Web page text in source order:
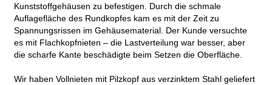
Kunststoffgehäusen zu befestigen. Durch die schmale
Auflagefläche des Rundkopfes kam es mit der Zeit zu
Spannungsrissen im Gehäusematerial. Der Kunde versuchte
es mit Flachkopfnieten – die Lastverteilung war besser, aber
die scharfe Kante beschädigte beim Setzen die Oberfläche.
Wir haben Vollnieten mit Pilzkopf aus verzinktem Stahl geliefert